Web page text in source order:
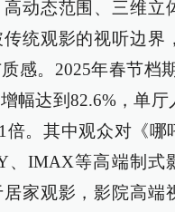
动态范围、三维立
统观影的视听边界
感。2025年春节档
幅达到82.6%，单厅
倍。其中观众对《哪
、IMAX等高端制式
家观影，影院高端